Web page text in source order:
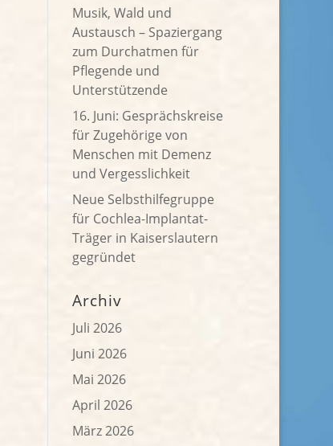
Musik, Wald und
Austausch – Spaziergang
zum Durchatmen für
Pflegende und
Unterstützende
16. Juni: Gesprächskreise
für Zugehörige von
Menschen mit Demenz
und Vergesslichkeit
Neue Selbsthilfegruppe
für Cochlea-Implantat-
Träger in Kaiserslautern
gegründet
Archiv
Juli 2026
Juni 2026
Mai 2026
April 2026
März 2026